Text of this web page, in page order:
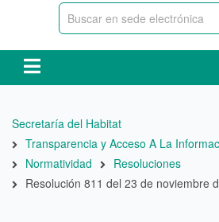
Ruta
de
navegación
Secretaría del Habitat
Transparencia y Acceso A La
Normatividad
Resoluciones
Resolución 811 del 23 de noviembre